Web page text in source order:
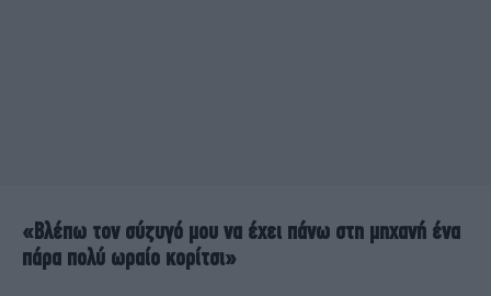
«Βλέπω τον σύζυγό μου να έχει πάνω στη μηχανή ένα
πάρα πολύ ωραίο κορίτσι»